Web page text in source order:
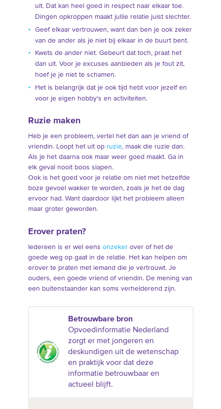
uit. Dat kan heel goed in respect naar elkaar toe.
Dingen opkroppen maakt jullie relatie juist slechter.
Geef elkaar vertrouwen, want dan ben je ook zeker
van de ander als je niet bij elkaar in de buurt bent.
Kwets de ander niet. Gebeurt dat toch, praat het
dan uit. Voor je excuses aanbieden als je fout zit,
hoef je je niet te schamen.
Het is belangrijk dat je ook tijd hebt voor jezelf en
voor je eigen hobby's en activiteiten.
Ruzie maken
Heb je een probleem, vertel het dan aan je vriend of
vriendin. Loopt het uit op ruzie, maak die ruzie dan.
Als je het daarna ook maar weer goed maakt. Ga in
elk geval nooit boos slapen.
Ook is het goed voor je relatie om niet met hetzelfde
boze gevoel wakker te worden, zoals je het de dag
ervoor had. Want daardoor lijkt het probleem alleen
maar groter geworden.
Erover praten?
Iedereen is er wel eens onzekerover of het de
goede weg op gaat in de relatie. Het kan helpen om
erover te praten met iemand die je vertrouwt. Je
ouders, een goede vriend of vriendin. De mening van
een buitenstaander kan soms verhelderend zijn.
Betrouwbare bron
Opvoedinformatie Nederland
zorgt er met jongeren en
deskundigen uit de wetenschap
en praktijk voor dat deze
informatie betrouwbaar en
actueel blijft.